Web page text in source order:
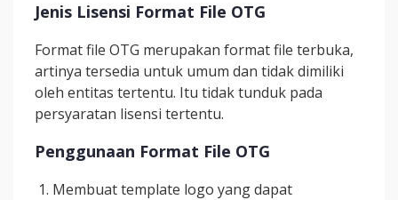
Jenis Lisensi Format File OTG
Format file OTG merupakan format file terbuka,
artinya tersedia untuk umum dan tidak dimiliki
oleh entitas tertentu. Itu tidak tunduk pada
persyaratan lisensi tertentu.
Penggunaan Format File OTG
Membuat template logo yang dapat